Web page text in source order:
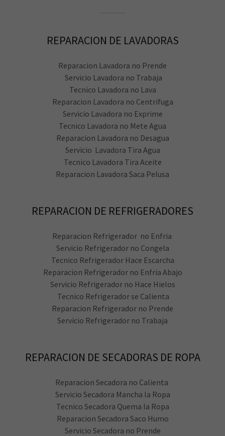
REPARACION DE LAVADORAS
Reparacion Lavadora no Prende
Servicio Lavadora no Trabaja
Tecnico Lavadora no Lava
Reparacion Lavadora no Centrifuga
Servicio Lavadora no Exprime
Tecnico Lavadora no Mete Agua
Reparacion Lavadora no Desagua
Servicio Lavadora Tira Agua
Tecnico Lavadora Tira Aceite
Reparacion Lavadora Saca Pelusa
REPARACION DE REFRIGERADORES
Reparacion Refrigerador no Enfria
Servicio Refrigerador no Congela
Tecnico Refrigerador Hace Escarcha
Reparacion Refrigerador no Enfria Abajo
Servicio Refrigerador no Hace Hielos
Tecnico Refrigerador se Calienta
Reparacion Refrigerador no Prende
Servicio Refrigerador no Trabaja
REPARACION DE SECADORAS DE ROPA
Reparacion Secadora no Calienta
Servicio Secadora Mancha la Ropa
Tecnico Secadora Quema la Ropa
Reparacion Secadora Saco Humo
Servicio Secadora no Prende